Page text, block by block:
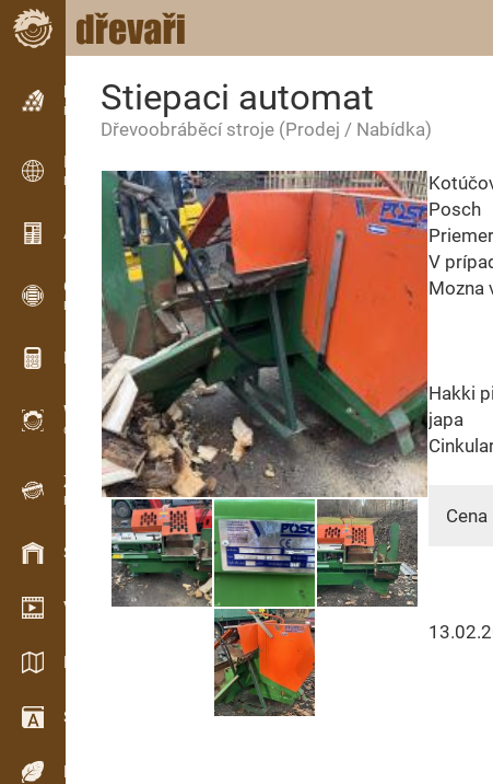
Inzerce
Řádková inzerce
Inzerce
Mezinárodní inzerce
Aktuality / Články
OPTI-TIMB
Pořezová schémata
Dřevařské kalkulačky
WoodProfi
Objem dřeva s AI
Záznamník
Evidence dřeva v terénu
Skladové hospodářství
Video showroom
Katalogy / Brožury
Slovník
Dřeviny
Stiepaci automat
Dřevoobráběcí stroje (Prodej / Nabídka)
Posch
V
Mozna
Hakki
japa
Cena